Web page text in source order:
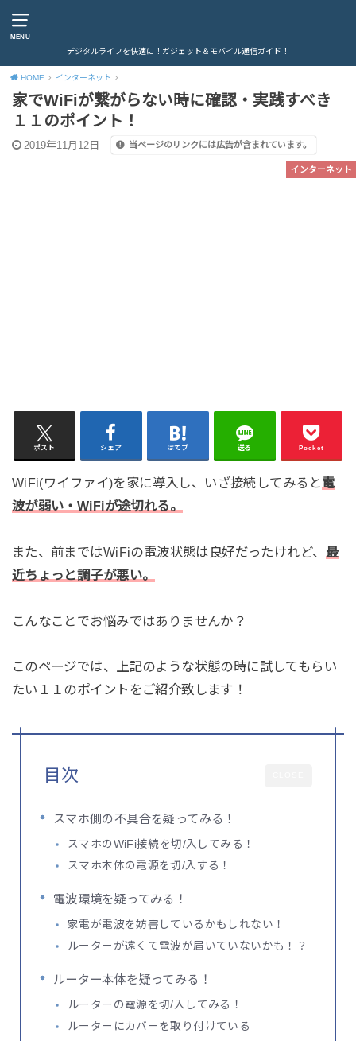
MENU
デジタルライフを快適に！ガジェット＆モバイル通信ガイド！
HOME インターネット
家でWiFiが繋がらない時に確認・実践すべき
１１のポイント！
2019年11月12日 当ページのリンクには広告が含まれています。
インターネット
ポスト シェア はてブ 送る Pocket
WiFi(ワイファイ)を家に導入し、いざ接続してみると電
波が弱い・WiFiが途切れる。
また、前まではWiFiの電波状態は良好だったけれど、 最
近ちょっと調子が悪い。
こんなことでお悩みではありませんか？
このページでは、上記のような状態の時に試してもらい
たい１１のポイントをご紹介致します！
目次
スマホ側の不具合を疑ってみる！
スマホのWiFi接続を切/入してみる！
スマホ本体の電源を切/入する！
電波環境を疑ってみる！
家電が電波を妨害しているかもしれない！
ルーターが遠くて電波が届いていないかも！？
ルーター本体を疑ってみる！
ルーターの電源を切/入してみる！
ルーターにカバーを取り付けている